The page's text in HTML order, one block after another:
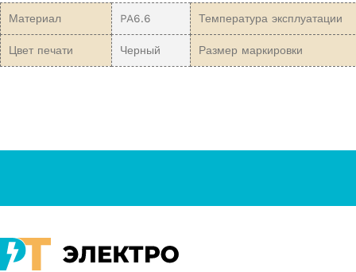
Материал PA6.6 Температура эксплуатации
Цвет печати Черный Размер маркировки